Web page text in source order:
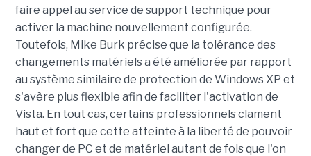
faire appel au service de support technique pour
activer la machine nouvellement configurée.
Toutefois, Mike Burk précise que la tolérance des
changements matériels a été améliorée par rapport
au système similaire de protection de Windows XP et
s'avère plus flexible afin de faciliter l'activation de
Vista. En tout cas, certains professionnels clament
haut et fort que cette atteinte à la liberté de pouvoir
changer de PC et de matériel autant de fois que l'on